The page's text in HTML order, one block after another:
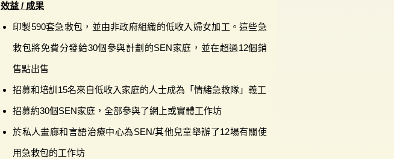
效益 / 成果
印製590套急救包，並由非政府組織的低收入婦女加工。這些急
救包將免費分發給30個參與計劃的SEN家庭，並在超過12個銷
售點出售
招募和培訓15名來自低收入家庭的人士成為「情緒急救隊」義工
招募約30個SEN家庭，全部參與了網上或實體工作坊
於私人畫廊和言語治療中心為SEN/其他兒童舉辦了12場有關使
用急救包的工作坊